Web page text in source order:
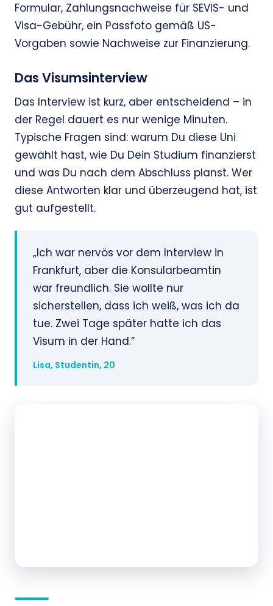
Formular, Zahlungsnachweise für SEVIS- und
Visa-Gebühr, ein Passfoto gemäß US-
Vorgaben sowie Nachweise zur Finanzierung.
Das Visumsinterview
Das Interview ist kurz, aber entscheidend – in
der Regel dauert es nur wenige Minuten.
Typische Fragen sind: warum Du diese Uni
gewählt hast, wie Du Dein Studium finanzierst
und was Du nach dem Abschluss planst. Wer
diese Antworten klar und überzeugend hat, ist
gut aufgestellt.
„Ich war nervös vor dem Interview in
Frankfurt, aber die Konsularbeamtin
war freundlich. Sie wollte nur
sicherstellen, dass ich weiß, was ich da
tue. Zwei Tage später hatte ich das
Visum in der Hand.”
Lisa, Studentin, 20